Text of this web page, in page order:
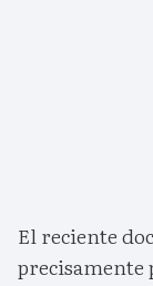
El reciente
precisamente